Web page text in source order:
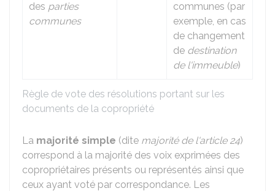
Règle de vote des résolutions portant sur les
documents de la copropriété
des parties
communes
communes (par
exemple, en cas
de changement
de destination
de l'immeuble)
La majorité simple (dite majorité de l'article 24)
correspond à la majorité des voix exprimées des
copropriétaires présents ou représentés ainsi que
ceux ayant voté par correspondance. Les